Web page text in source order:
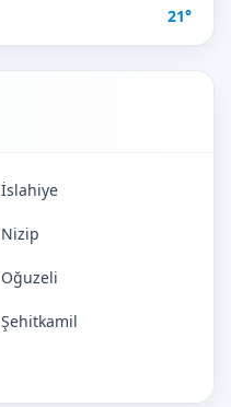
21°
İslahiye
Nizip
Oğuzeli
Şehitkamil